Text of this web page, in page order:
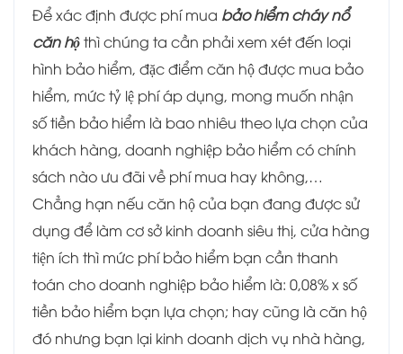
Để xác định được phí mua bảo hiểm cháy nổ
căn hộthì chúng ta cần phải xem xét đến loại
hình bảo hiểm, đặc điểm căn hộ được mua bảo
hiểm, mức tỷ lệ phí áp dụng, mong muốn nhận
số tiền bảo hiểm là bao nhiêu theo lựa chọn của
khách hàng, doanh nghiệp bảo hiểm có chính
sách nào ưu đãi về phí mua hay không,…
Chẳng hạn nếu căn hộ của bạn đang được sử
dụng để làm cơ sở kinh doanh siêu thị, cửa hàng
tiện ích thì mức phí bảo hiểm bạn cần thanh
toán cho doanh nghiệp bảo hiểm là: 0,08% x số
tiền bảo hiểm bạn lựa chọn; hay cũng là căn hộ
đó nhưng bạn lại kinh doanh dịch vụ nhà hàng,